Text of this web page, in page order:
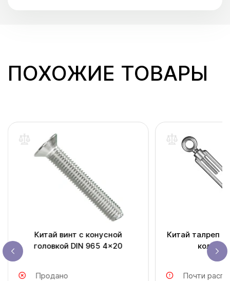
ПОХОЖИЕ ТОВАРЫ
Китай винт с конусной
головкой DIN 965 4x20
Продано
Китай талреп
кольцо
Почти